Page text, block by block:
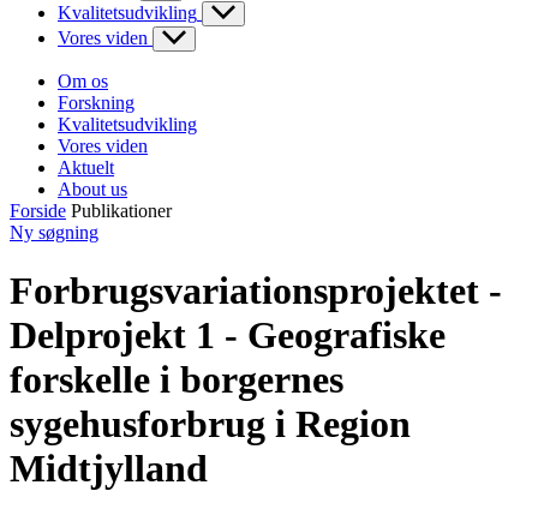
Kvalitetsudvikling
Vores viden
Om os
Forskning
Kvalitetsudvikling
Vores viden
Aktuelt
About us
Forside Publikationer
Ny søgning
Forbrugsvariationsprojektet -
Delprojekt 1 - Geografiske
forskelle i borgernes
sygehusforbrug i Region
Midtjylland